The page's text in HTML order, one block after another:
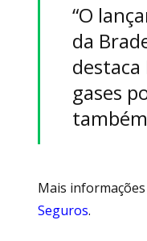
“O
da
gases
Mais
Seguros.